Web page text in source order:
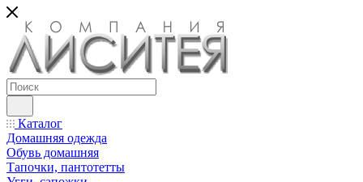
Каталог
Домашняя одежда
Обувь домашняя
Тапочки, пантотетты